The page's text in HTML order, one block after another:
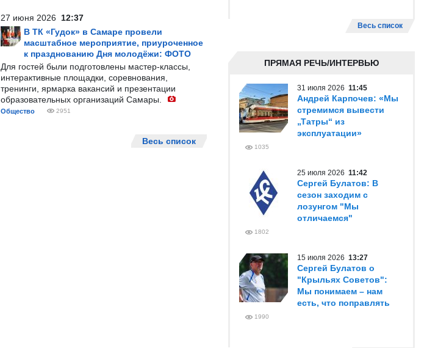
27 июня 2026 12:37
В ТК «Гудок» в Самаре провели
масштабное мероприятие, приуроченное
к празднованию Дня молодёжи: ФОТО
Для гостей были подготовлены мастер-классы,
интерактивные площадки, соревнования,
тренинги, ярмарка вакансий и презентации
образовательных организаций Самары.
Общество 2951
Весь список
Весь список
ПРЯМАЯ РЕЧЬ/ИНТЕРВЬЮ
31 июля 2026 11:45
Андрей Карпочев: «Мы
стремимся вывести
„Татры“ из
эксплуатации»
1035
25 июля 2026 11:42
Сергей Булатов: В
сезон заходим с
лозунгом "Мы
отличаемся"
1802
15 июля 2026 13:27
Сергей Булатов о
"Крыльях Советов":
Мы понимаем – нам
есть, что поправлять
1990